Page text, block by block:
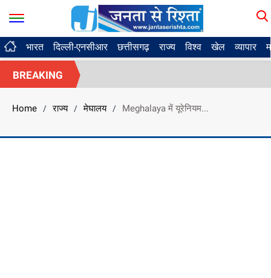
भारत दिल्ली-एनसीआर छत्तीसगढ़ राज्य विश्व खेल व्यापार
BREAKING
Home / राज्य / मेघालय / Meghalaya में यूरेनियम...